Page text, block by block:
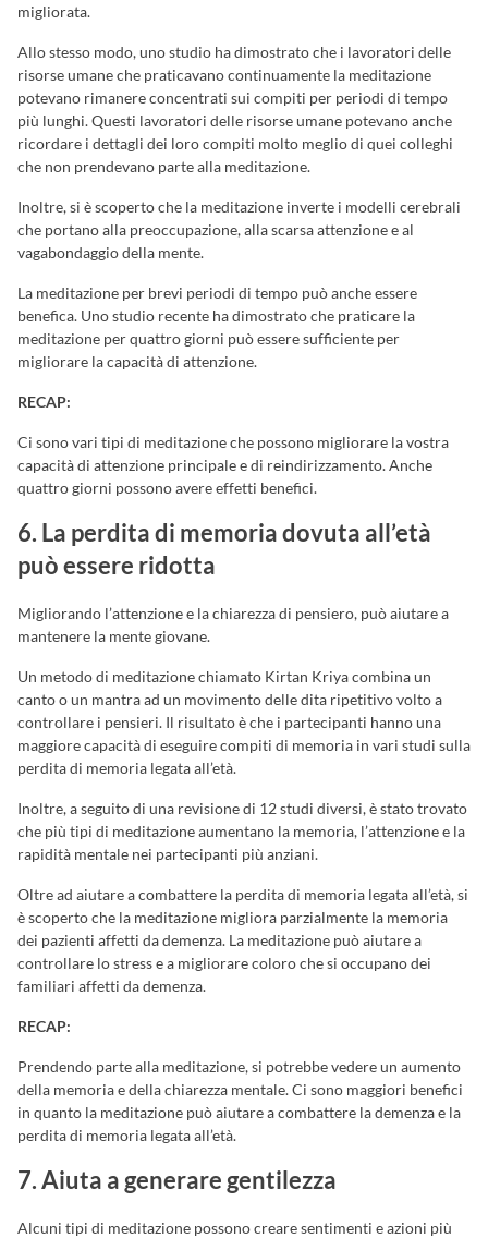
migliorata.
Allo stesso modo, uno studio ha dimostrato che i lavoratori delle
risorse umane che praticavano continuamente la meditazione
potevano rimanere concentrati sui compiti per periodi di tempo
più lunghi. Questi lavoratori delle risorse umane potevano anche
ricordare i dettagli dei loro compiti molto meglio di quei colleghi
che non prendevano parte alla meditazione.
Inoltre, si è scoperto che la meditazione inverte i modelli cerebrali
che portano alla preoccupazione, alla scarsa attenzione e al
vagabondaggio della mente.
La meditazione per brevi periodi di tempo può anche essere
benefica. Uno studio recente ha dimostrato che praticare la
meditazione per quattro giorni può essere sufficiente per
migliorare la capacità di attenzione.
RECAP:
Ci sono vari tipi di meditazione che possono migliorare la vostra
capacità di attenzione principale e di reindirizzamento. Anche
quattro giorni possono avere effetti benefici.
6. La perdita di memoria dovuta all’età
può essere ridotta
Migliorando l’attenzione e la chiarezza di pensiero, può aiutare a
mantenere la mente giovane.
Un metodo di meditazione chiamato Kirtan Kriya combina un
canto o un mantra ad un movimento delle dita ripetitivo volto a
controllare i pensieri. Il risultato è che i partecipanti hanno una
maggiore capacità di eseguire compiti di memoria in vari studi sulla
perdita di memoria legata all’età.
Inoltre, a seguito di una revisione di 12 studi diversi, è stato trovato
che più tipi di meditazione aumentano la memoria, l’attenzione e la
rapidità mentale nei partecipanti più anziani.
Oltre ad aiutare a combattere la perdita di memoria legata all’età, si
è scoperto che la meditazione migliora parzialmente la memoria
dei pazienti affetti da demenza. La meditazione può aiutare a
controllare lo stress e a migliorare coloro che si occupano dei
familiari affetti da demenza.
RECAP:
Prendendo parte alla meditazione, si potrebbe vedere un aumento
della memoria e della chiarezza mentale. Ci sono maggiori benefici
in quanto la meditazione può aiutare a combattere la demenza e la
perdita di memoria legata all’età.
7. Aiuta a generare gentilezza
Alcuni tipi di meditazione possono creare sentimenti e azioni più